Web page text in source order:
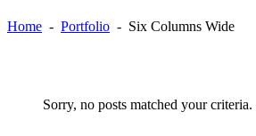
Home - Portfolio - Six Columns Wide
Sorry, no posts matched your criteria.